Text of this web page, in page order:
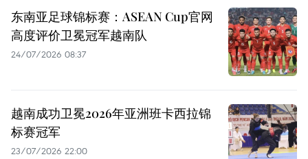
东南亚足球锦标赛：ASEAN Cup官网
高度评价卫冕冠军越南队
24/07/2026 08:37
越南成功卫冕2026年亚洲班卡西拉锦
标赛冠军
23/07/2026 22:00